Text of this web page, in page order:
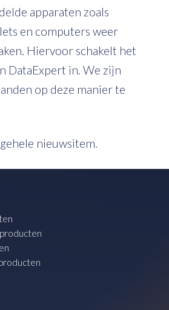
apparaten zoals
en computers weer
Hiervoor schakelt het
DataExpert in. We zijn
op deze manier te
nieuwsitem.